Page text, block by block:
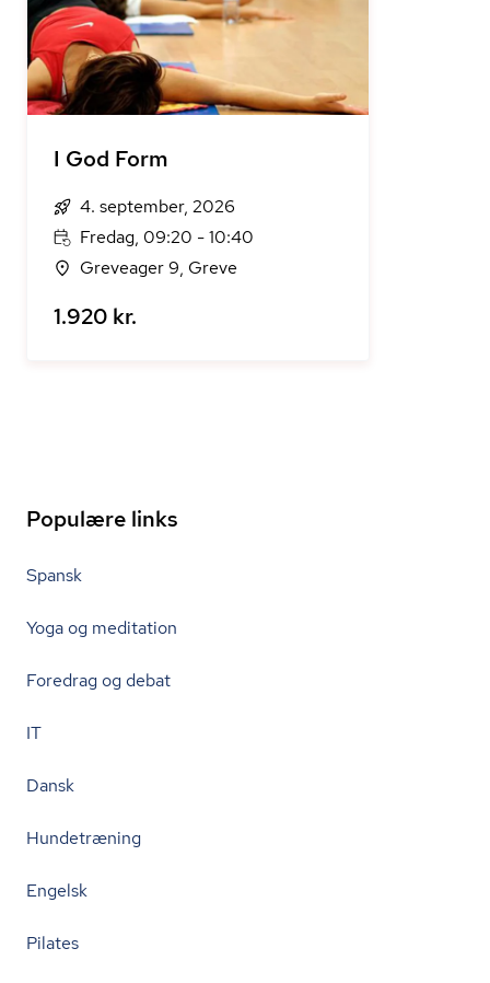
I God Form
4. september, 2026
Fredag, 09:20 - 10:40
Greveager 9, Greve
1.920 kr.
Populære links
Spansk
Yoga og meditation
Foredrag og debat
IT
Dansk
Hundetræning
Engelsk
Pilates